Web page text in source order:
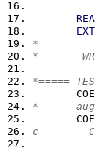
*
*
*=====
*
c